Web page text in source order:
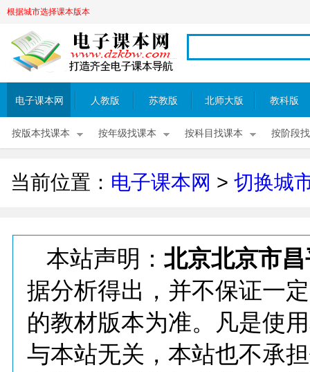
根据城市选择课本版本
电子课本网 人教版 苏教版 北师大版 教科版
按版本找课本 按年级找课本 按科目找课本 按阶段
当前位置： 电子课本网 > 切换城
本站声明： 北京北京市
据分析得出，并不保证一
的教材版本为准。凡是使
与本站无关，本站也不承